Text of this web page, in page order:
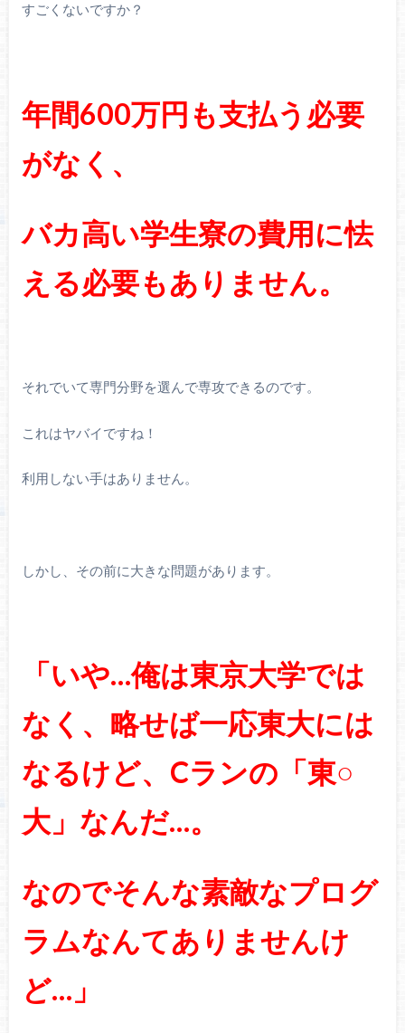
すごくないですか？
年間600万円も支払う必要
がなく、
バカ高い学生寮の費用に怯
える必要もありません。
それでいて専門分野を選んで専攻できるのです。
これはヤバイですね！
利用しない手はありません。
しかし、その前に大きな問題があります。
「いや…俺は東京大学では
なく、略せば一応東大には
なるけど、Cランの「東○
大」なんだ…。
なのでそんな素敵なプログ
ラムなんてありませんけ
ど…」